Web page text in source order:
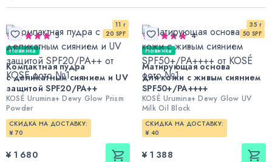
11 г
20 SPF
5
Новинка
Компактная пудра
с деликатным сиянием и UV
защитой SPF20/PA++
KOSÉ Urumina+ Dewy Glow Prism
Powder
СКИДКА НА ДОСТАВКУ:
¥ 70
¥ 1 680
35 г
50 SPF
4
Новинка
Матирующая основа
для кожи с живым сиянием
SPF50+/PA++++
KOSÉ Urumina+ Dewy Glow UV
Milk Oil Block
СКИДКА НА ДОСТАВКУ:
¥ 40
¥ 1 388